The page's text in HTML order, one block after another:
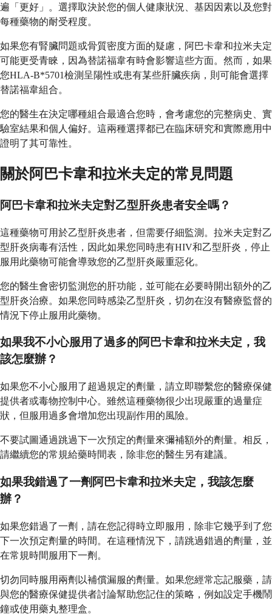
遍「更好」。選擇取決於您的個人健康狀況、基因因素以及您對
每種藥物的耐受程度。
如果您有腎臟問題或骨質密度方面的疑慮，阿巴卡韋和拉米夫定
可能更受青睞，因為替諾福韋有時會影響這些方面。然而，如果
您HLA-B*5701檢測呈陽性或患有某些肝臟疾病，則可能會選擇
替諾福韋組合。
您的醫生在決定哪種組合最適合您時，會考慮您的完整病史、實
驗室結果和個人偏好。這兩種選擇都已在臨床研究和實際應用中
證明了其可靠性。
關於阿巴卡韋和拉米夫定的常見問題
阿巴卡韋和拉米夫定對乙型肝炎患者安全嗎？
這種藥物可用於乙型肝炎患者，但需要仔細監測。拉米夫定對乙
型肝炎病毒有活性，因此如果您同時患有HIV和乙型肝炎，停止
服用此藥物可能會導致您的乙型肝炎嚴重惡化。
您的醫生會密切監測您的肝功能，並可能在必要時開出額外的乙
型肝炎治療。如果您同時感染乙型肝炎，切勿在沒有醫療監督的
情況下停止服用此藥物。
如果我不小心服用了過多的阿巴卡韋和拉米夫定，我
該怎麼辦？
如果您不小心服用了超過規定的劑量，請立即聯繫您的醫療保健
提供者或毒物控制中心。雖然這種藥物很少出現嚴重的過量症
狀，但服用過多會增加您出現副作用的風險。
不要試圖通過跳過下一次預定的劑量來彌補額外的劑量。相反，
請繼續您的常規給藥時間表，除非您的醫生另有建議。
如果我錯過了一劑阿巴卡韋和拉米夫定，我該怎麼
辦？
如果您錯過了一劑，請在您記得時立即服用，除非它幾乎到了您
下一次預定劑量的時間。在這種情況下，請跳過錯過的劑量，並
在常規時間服用下一劑。
切勿同時服用兩劑以補償漏服的劑量。如果您經常忘記服藥，請
與您的醫療保健提供者討論幫助您記住的策略，例如設定手機鬧
鐘或使用藥丸整理盒。